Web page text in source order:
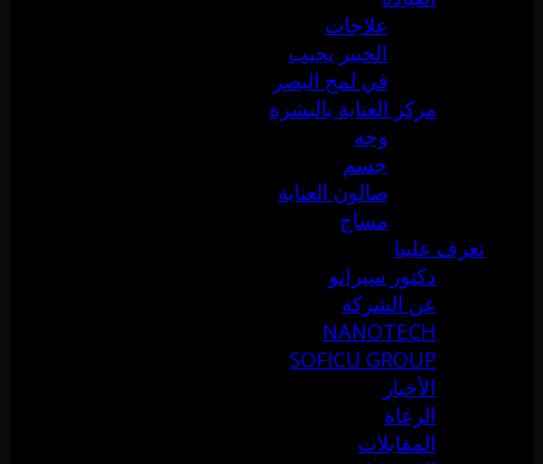
علاجات
الخبير يجيب
في لمح البصر
مركز العناية بالبشرة
وجه
جسم
صالون العناية
مساج
تعرف علينا
دكتور سيرانو
عن الشركة
NANOTECH
SOFICU GROUP
الأخبار
الرعاة
المقابلات